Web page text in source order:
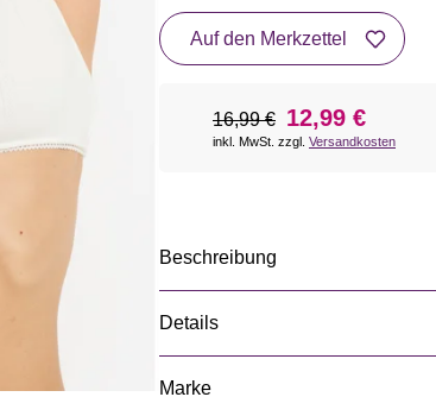
Auf den Merkzettel
16,99 € 12,99 €
inkl. MwSt. zzgl. Versandkosten
Beschreibung
Details
Marke